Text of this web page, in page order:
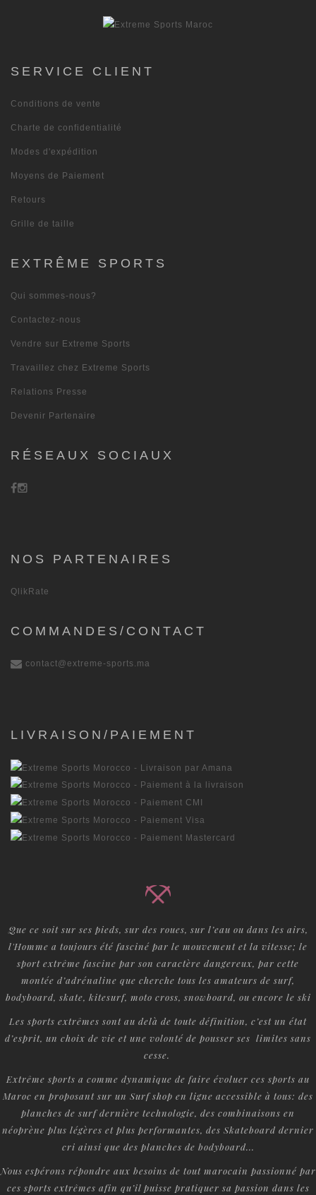
SERVICE CLIENT
Conditions de vente
Charte de confidentialité
Modes d'expédition
Moyens de Paiement
Retours
Grille de taille
EXTRÊME SPORTS
Qui sommes-nous?
Contactez-nous
Vendre sur Extreme Sports
Travaillez chez Extreme Sports
Relations Presse
Devenir Partenaire
RÉSEAUX SOCIAUX
NOS PARTENAIRES
QlikRate
COMMANDES/CONTACT
contact@extreme-sports.ma
LIVRAISON/PAIEMENT
Que ce soit sur ses pieds, sur des roues, sur l’eau ou dans les airs,
l'Homme a toujours été fasciné par le mouvement et la vitesse; le
sport extrême fascine par son caractère dangereux, par cette
montée d’adrénaline que cherche tous les amateurs de surf,
bodyboard, skate, kitesurf, moto cross, snowboard, ou encore le ski
Les sports extrêmes sont au delà de toute définition, c’est un état
d’esprit, un choix de vie et une volonté de pousser ses limites sans
cesse.
Extrême sports a comme dynamique de faire évoluer ces sports au
Maroc en proposant sur un Surf shop en ligne accessible à tous: des
planches de surf dernière technologie, des combinaisons en
néoprène plus légères et plus performantes, des Skateboard dernier
cri ainsi que des planches de bodyboard...
Nous espérons répondre aux besoins de tout marocain passionné par
ces sports extrêmes afin qu’il puisse pratiquer sa passion dans les